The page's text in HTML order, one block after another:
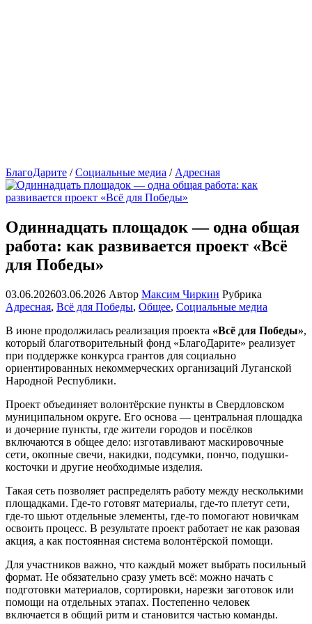
БлагоДарите /Социальные медиа / Адресная
Одиннадцать площадок — одна общая
работа: как развивается проект «Всё
для Победы»
03.06.202603.06.2026 Автор Максим Чиркин Рубрика
Адресная, Всё для Победы, Общее, Социальные медиа
В июне продолжилась реализация проекта «Всё для Победы»,
который благотворительный фонд «БлагоДарите» реализует
при поддержке конкурса грантов для социально
ориентированных некоммерческих организаций Луганской
Народной Республики.
Проект объединяет волонтёрские пункты в Свердловском
муниципальном округе. Его основа — центральная площадка
и дочерние пункты, где жители городов и посёлков
включаются в общее дело: изготавливают маскировочные
сети, окопные свечи, накидки, подсумки, пончо, подушки-
косточки и другие необходимые изделия.
Такая сеть позволяет распределять работу между несколькими
площадками. Где-то готовят материалы, где-то плетут сети,
где-то шьют отдельные элементы, где-то помогают новичкам
освоить процесс. В результате проект работает не как разовая
акция, а как постоянная система волонтёрской помощи.
Для участников важно, что каждый может выбрать посильный
формат. Не обязательно сразу уметь всё: можно начать с
подготовки материалов, сортировки, нарезки заготовок или
помощи на отдельных этапах. Постепенно человек
включается в общий ритм и становится частью команды.